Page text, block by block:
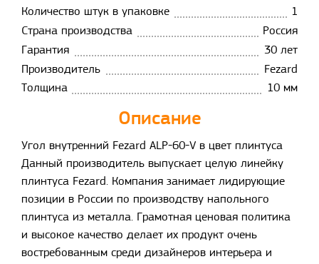
Количество штук в упаковке
1
Страна производства
Россия
Гарантия
30 лет
Производитель
Fezard
Толщина
10 мм
Описание
Угол внутренний Fezard ALP-60-V в цвет плинтуса
Данный производитель выпускает целую линейку
плинтуса Fezard. Компания занимает лидирующие
позиции в России по производству напольного
плинтуса из металла. Грамотная ценовая политика
и высокое качество делает их продукт очень
востребованным среди дизайнеров интерьера и